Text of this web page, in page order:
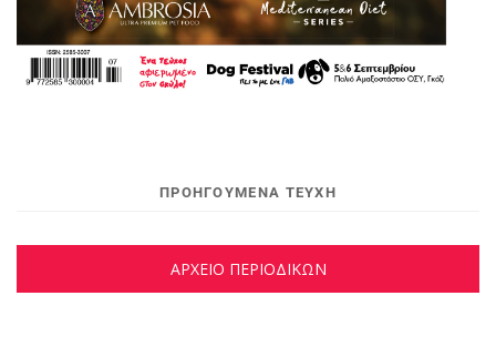
ΠΡΟΗΓΟΥΜΕΝΑ ΤΕΥΧΗ
ΑΡΧΕΙΟ ΠΕΡΙΟΔΙΚΩΝ